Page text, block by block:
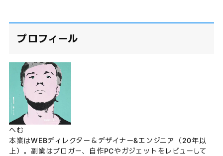
プロフィール
へむ
本業はWEBディレクター＆デザイナー&エンジニア（20年以
上）。副業はブロガー、自作PCやガジェットをレビューして